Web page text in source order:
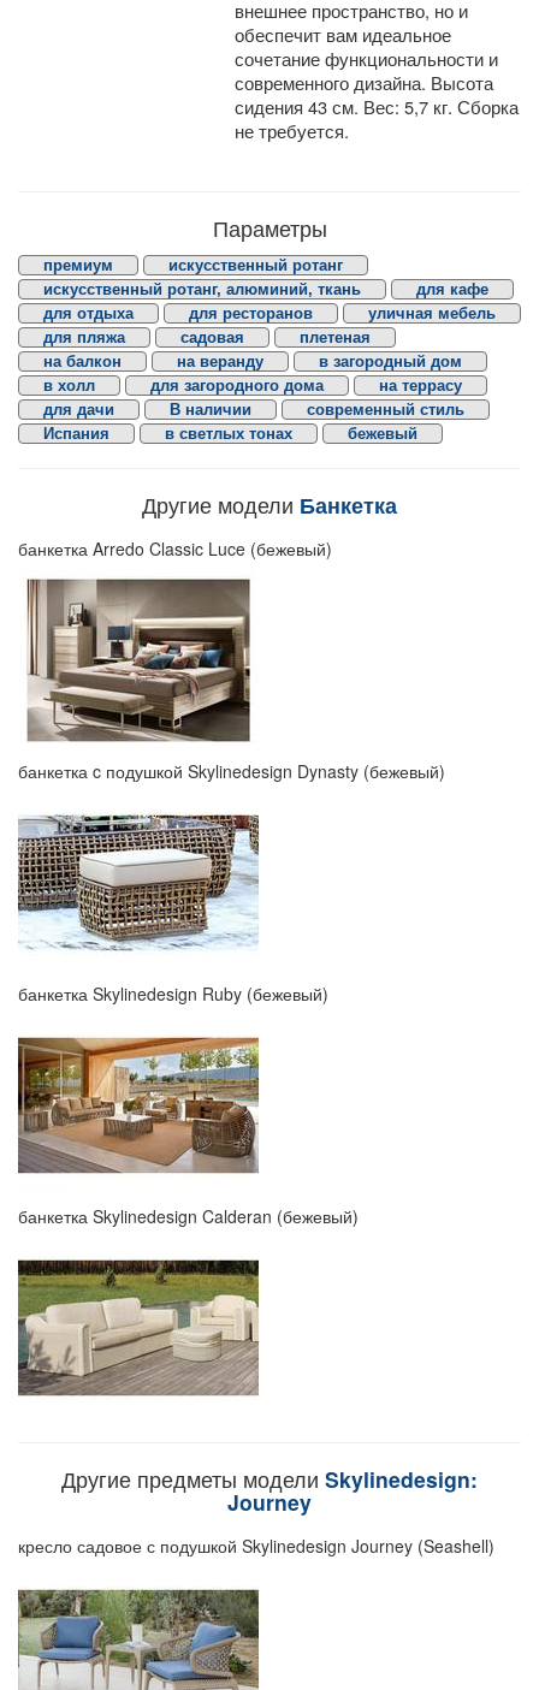
внешнее пространство, но и
обеспечит вам идеальное
сочетание функциональности и
современного дизайна. Высота
сидения 43 см. Вес: 5,7 кг. Сборка
не требуется.
Параметры
премиум
искусственный ротанг
искусственный ротанг, алюминий, ткань
для кафе
для отдыха
для ресторанов
уличная мебель
для пляжа
садовая
плетеная
на балкон
на веранду
в загородный дом
в холл
для загородного дома
на террасу
для дачи
В наличии
современный стиль
Испания
в светлых тонах бежевый
Другие модели Банкетка
банкетка Arredo Classic Luce (бежевый)
банкетка c подушкой Skylinedesign Dynasty (бежевый)
банкетка Skylinedesign Ruby (бежевый)
банкетка Skylinedesign Calderan (бежевый)
Другие предметы модели Skylinedesign:
Journey
кресло садовое с подушкой Skylinedesign Journey (Seashell)